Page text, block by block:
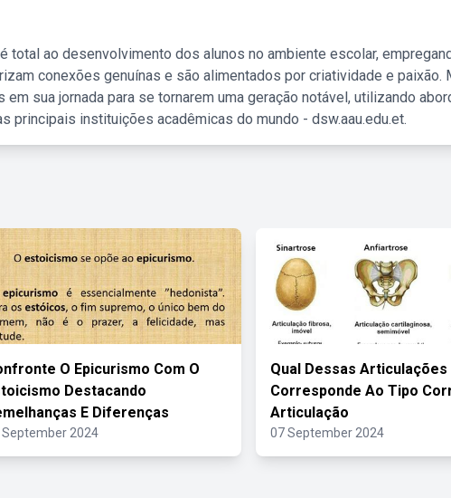
total ao desenvolvimento dos alunos no ambiente escolar,
conexões genuínas e são alimentados por criatividade e paixão.
sua jornada para se tornarem uma geração notável, utilizando
principais instituições acadêmicas do mundo - dsw.aau.edu.et.
O Epicurismo Com O
Destacando
E Diferenças
September 2024
Qual Dessas Articulações
Corresponde Ao Tipo
Articulação
07 September 2024